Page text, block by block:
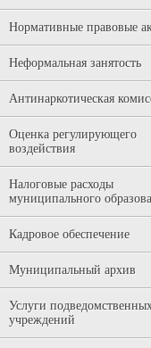
Нормативные правовые
Неформальная занятость
Антинаркотическая
Оценка регулирующего
воздействия
Налоговые расходы
муниципального
Кадровое обеспечение
Муниципальный архив
Услуги
учреждений